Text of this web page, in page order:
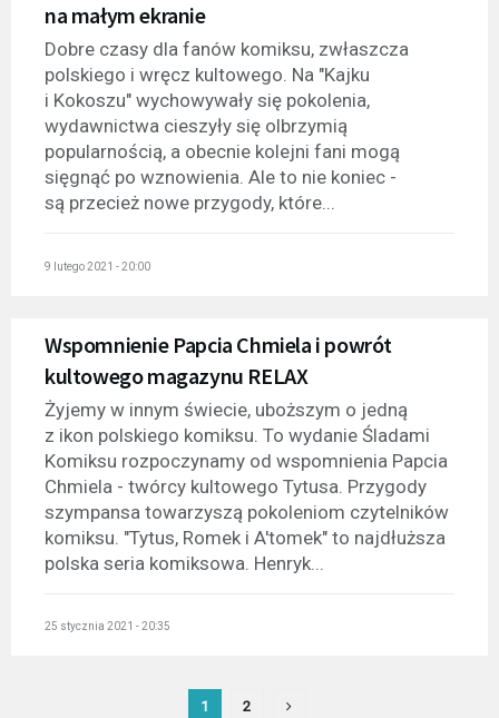
na małym ekranie
Dobre czasy dla fanów komiksu, zwłaszcza
polskiego i wręcz kultowego. Na "Kajku
i Kokoszu" wychowywały się pokolenia,
wydawnictwa cieszyły się olbrzymią
popularnością, a obecnie kolejni fani mogą
sięgnąć po wznowienia. Ale to nie koniec -
są przecież nowe przygody, które...
9 lutego 2021 - 20:00
Wspomnienie Papcia Chmiela i powrót
kultowego magazynu RELAX
Żyjemy w innym świecie, uboższym o jedną
z ikon polskiego komiksu. To wydanie Śladami
Komiksu rozpoczynamy od wspomnienia Papcia
Chmiela - twórcy kultowego Tytusa. Przygody
szympansa towarzyszą pokoleniom czytelników
komiksu. "Tytus, Romek i A'tomek" to najdłuższa
polska seria komiksowa. Henryk...
25 stycznia 2021 - 20:35
1 2